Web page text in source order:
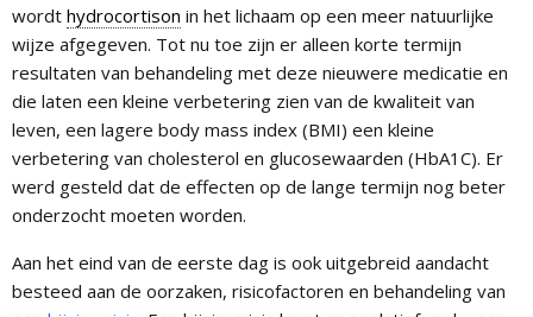
wordt hydrocortison in het lichaam op een meer natuurlijke
wijze afgegeven. Tot nu toe zijn er alleen korte termijn
resultaten van behandeling met deze nieuwere medicatie en
die laten een kleine verbetering zien van de kwaliteit van
leven, een lagere body mass index (BMI) een kleine
verbetering van cholesterol en glucosewaarden (HbA1C). Er
werd gesteld dat de effecten op de lange termijn nog beter
onderzocht moeten worden.
Aan het eind van de eerste dag is ook uitgebreid aandacht
besteed aan de oorzaken, risicofactoren en behandeling van